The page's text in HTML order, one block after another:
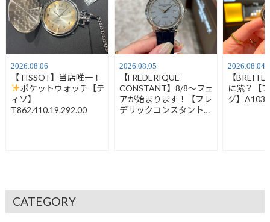
2026.08.06
【TISSOT】当店唯一！
ポケットウォッチ【テ
ィソ】
T862.410.19.292.00
2026.08.05
【FREDERIQUE
CONSTANT】8/8～フェ
アが始まります！【フレ
デリックコンスタント】
2026.08.04
【
に紫？【
グ】
CATEGORY